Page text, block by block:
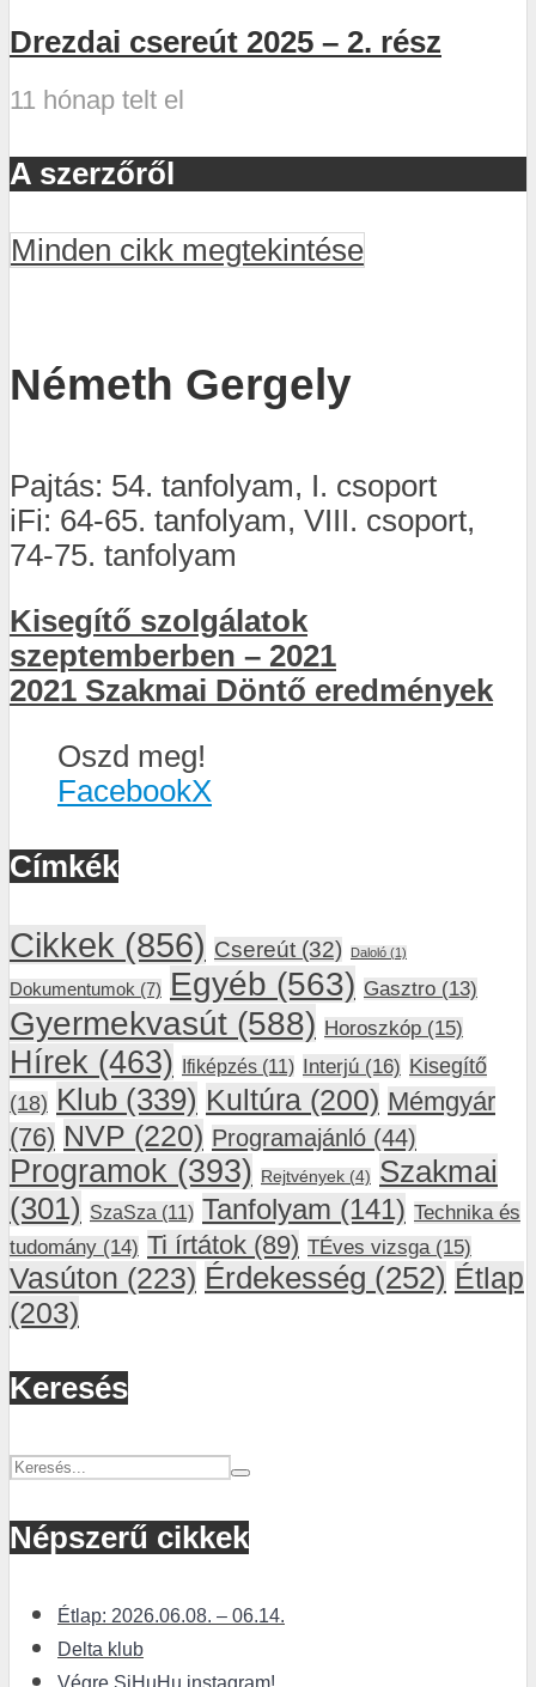
Drezdai csereút 2025 – 2. rész
11 hónap telt el
A szerzőről
Minden cikk megtekintése
Németh Gergely
Pajtás: 54. tanfolyam, I. csoport
iFi: 64-65. tanfolyam, VIII. csoport,
74-75. tanfolyam
Kisegítő szolgálatok
szeptemberben – 2021
2021 Szakmai Döntő eredmények
Oszd meg!
FacebookX
Címkék
Cikkek (856) Csereút (32) Daloló (1)
Dokumentumok (7) Egyéb (563) Gasztro (13)
Gyermekvasút (588) Horoszkóp (15)
Hírek (463) Ifiképzés (11) Interjú (16) Kisegítő
(18) Klub (339) Kultúra (200) Mémgyár
(76) NVP (220) Programajánló (44)
Programok (393) Rejtvények (4) Szakmai
(301) SzaSza (11) Tanfolyam (141) Technika és
tudomány (14) Ti írtátok (89) TÉves vizsga (15)
Vasúton (223) Érdekesség (252) Étlap
(203)
Keresés
Népszerű cikkek
Étlap: 2026.06.08. – 06.14.
Delta klub
Végre SiHuHu instagram!